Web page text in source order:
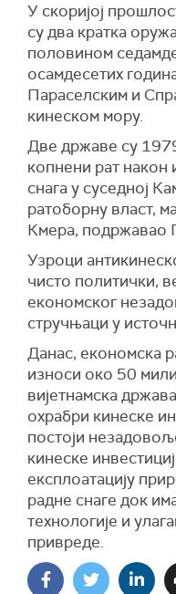
У скоријој
су два кратка
половином
осамдесетих
Параселским и
кинеском мору.
Две државе су
копнени рат након
снага у суседној
ратоборну власт,
Кмера, подржавао
Узроци
чисто политички,
економског
стручњаци у
Данас, економска
износи око 50
вијетнамска
охрабри кинеске
постоји
кинеске
експлоатацију
радне снаге док
технологије и
привреде.